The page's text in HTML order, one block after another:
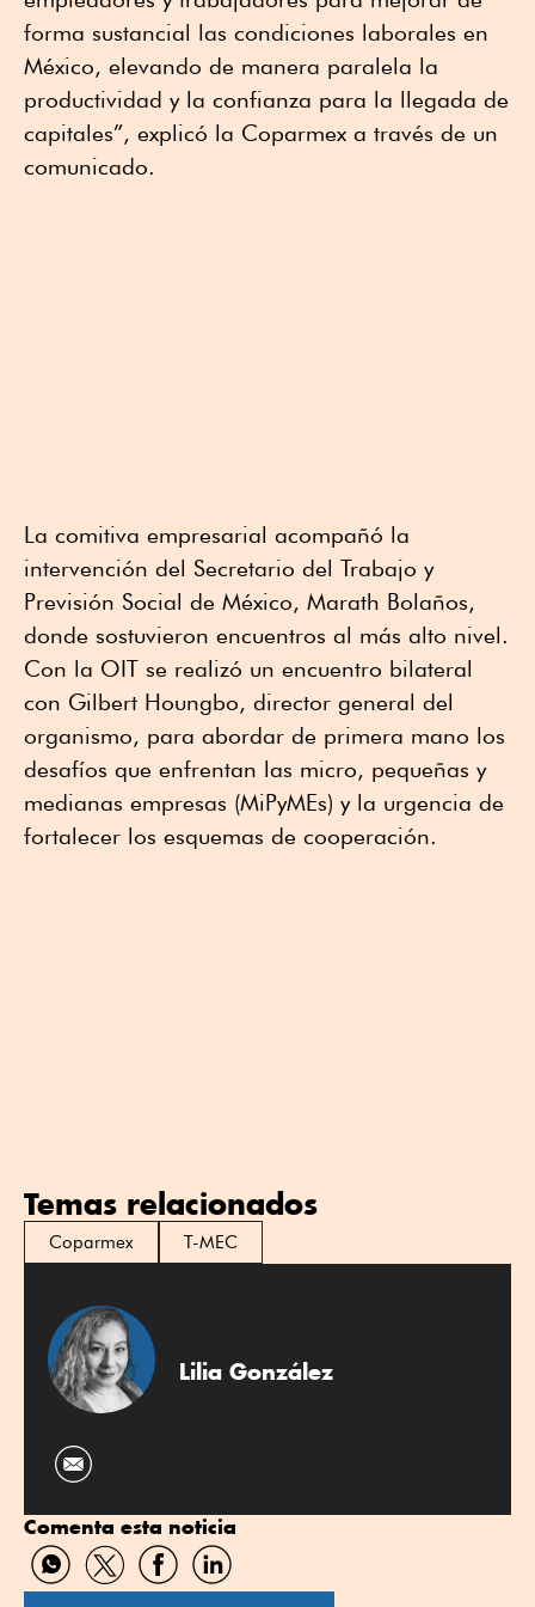
forma sustancial las condiciones laborales en
México, elevando de manera paralela la
productividad y la confianza para la llegada de
capitales”, explicó la Coparmex a través de un
comunicado.
La comitiva empresarial acompañó la
intervención del Secretario del Trabajo y
Previsión Social de México, Marath Bolaños,
donde sostuvieron encuentros al más alto nivel.
Con la OIT se realizó un encuentro bilateral
con Gilbert Houngbo, director general del
organismo, para abordar de primera mano los
desafíos que enfrentan las micro, pequeñas y
medianas empresas (MiPyMEs) y la urgencia de
fortalecer los esquemas de cooperación.
Temas relacionados
Coparmex T-MEC
Lilia González
Comenta esta noticia
Compartir
por
Compartir
por
Compartir
por
Compartir
por